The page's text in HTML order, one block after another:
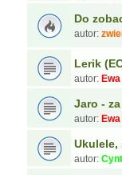
Do
autor:
Lerik
autor:
Jaro -
autor:
Ukulele,
autor: